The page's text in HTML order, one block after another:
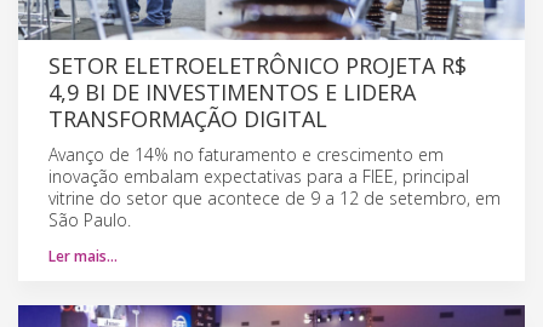
SETOR ELETROELETRÔNICO PROJETA R$
4,9 BI DE INVESTIMENTOS E LIDERA
TRANSFORMAÇÃO DIGITAL
Avanço de 14% no faturamento e crescimento em
inovação embalam expectativas para a FIEE, principal
vitrine do setor que acontece de 9 a 12 de setembro, em
São Paulo.
Ler mais…